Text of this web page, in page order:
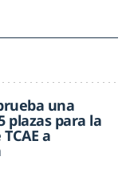
una
plazas para la
a